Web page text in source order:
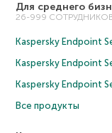
Для среднего
26-999
Kaspersky Endpoint
Kaspersky Endpoint
Kaspersky Endpoint
Все продукты